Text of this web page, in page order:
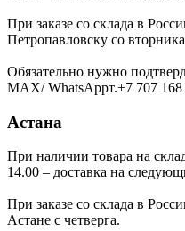
При заказе со склада в
Петропавловску со
Обязательно нужно
МАХ/ WhatsAppт.+7 707 168
Астана
При наличии товара на
14.00 – доставка на
При заказе со склада в
Астане с четверга.